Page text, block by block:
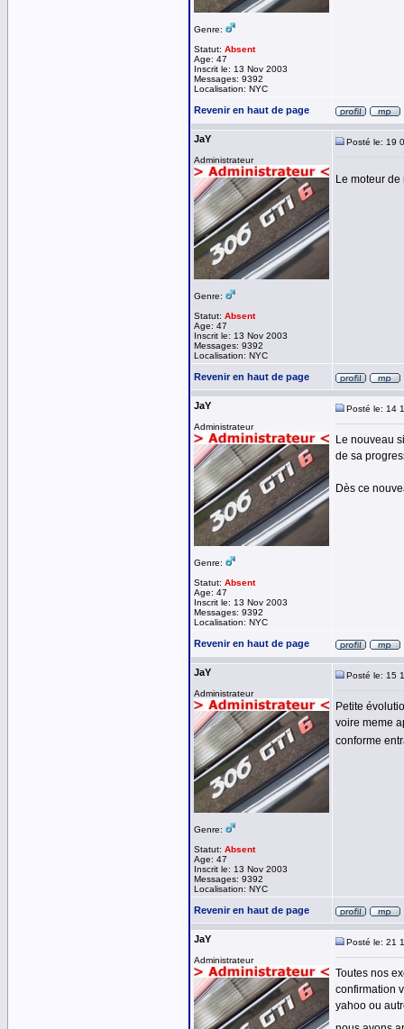
Genre:
Statut: Absent
Age: 47
Inscrit le: 13 Nov 2003
Messages: 9392
Localisation: NYC
Revenir en haut de page
JaY
Administrateur
Genre:
Statut: Absent
Age: 47
Inscrit le: 13 Nov 2003
Messages: 9392
Localisation: NYC
Posté le: 19
Le moteur
Revenir en haut de page
JaY
Administrateur
Genre:
Statut: Absent
Age: 47
Inscrit le: 13 Nov 2003
Messages: 9392
Localisation: NYC
Posté le: 14
Le nouveau
de sa
Dès ce
Revenir en haut de page
JaY
Administrateur
Genre:
Statut: Absent
Age: 47
Inscrit le: 13 Nov 2003
Messages: 9392
Localisation: NYC
Posté le: 15
Petite
voire meme
conforme
Revenir en haut de page
JaY
Administrateur
Posté le: 21
Toutes nos
confirmation
yahoo ou